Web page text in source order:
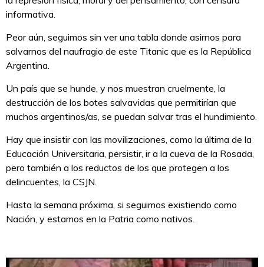
informativa.
Peor aún, seguimos sin ver una tabla donde asirnos para
salvarnos del naufragio de este Titanic que es la República
Argentina.
Un país que se hunde, y nos muestran cruelmente, la
destrucción de los botes salvavidas que permitirían que
muchos argentinos/as, se puedan salvar tras el hundimiento.
Hay que insistir con las movilizaciones, como la última de la
Educación Universitaria, persistir, ir a la cueva de la Rosada,
pero también a los reductos de los que protegen a los
delincuentes, la CSJN.
Hasta la semana próxima, si seguimos existiendo como
Nación, y estamos en la Patria como nativos.